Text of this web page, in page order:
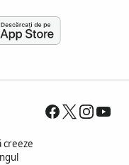
creeze